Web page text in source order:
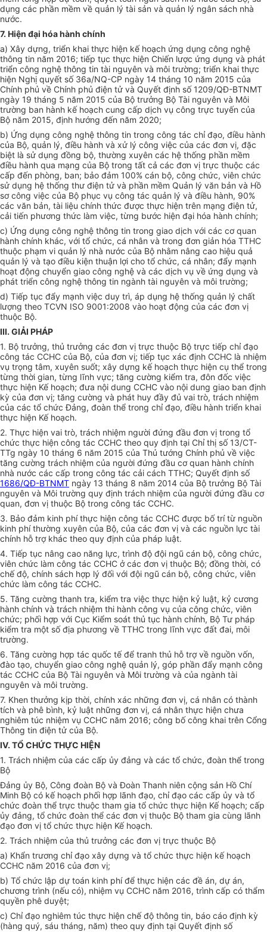
dụng các phần mềm về quản lý tài sản và quản lý ngân sách nhà
nước.
7. Hiện đại hóa hành chính
a) Xây dựng, triển khai thực hiện kế hoạch ứng dụng công nghệ
thông tin năm 2016; tiếp tục thực hiện Chiến lược ứng dụng và phát
triển công nghệ thông tin tài nguyên và môi trường; triển khai thực
hiện Nghị quyết số 36a/NQ-CP ngày 14 tháng 10 năm 2015 của
Chính phủ về Chính phủ điện tử và Quyết định số 1209/QĐ-BTNMT
ngày 19 tháng 5 năm 2015 của Bộ trưởng Bộ Tài nguyên và Môi
trường ban hành kế hoạch cung cấp dịch vụ công trực tuyến của
Bộ năm 2015, định hướng đến năm 2020;
b) Ứng dụng công nghệ thông tin trong công tác chỉ đạo, điều hành
của Bộ, quản lý, điều hành và xử lý công việc của các đơn vị, đặc
biệt là sử dụng đồng bộ, thường xuyên các hệ thống phần mềm
điều hành qua mạng của Bộ trong tất cả các đơn vị trực thuộc các
cấp đến phòng, ban; bảo đảm 100% cán bộ, công chức, viên chức
sử dụng hệ thống thư điện tử và phần mềm Quản lý văn bản và Hồ
sơ công việc của Bộ phục vụ công tác quản lý và điều hành, 90%
các văn bản, tài liệu chính thức được thực hiện trên mạng điện tử,
cải tiến phương thức làm việc, từng bước hiện đại hóa hành chính;
c) Ứng dụng công nghệ thông tin trong giao dịch với các cơ quan
hành chính khác, với tổ chức, cá nhân và trong đơn giản hóa TTHC
thuộc phạm vi quản lý nhà nước của Bộ nhằm nâng cao hiệu quả
quản lý và tạo điều kiện thuận lợi cho tổ chức, cá nhân; đẩy mạnh
hoạt động chuyển giao công nghệ và các dịch vụ về ứng dụng và
phát triển công nghệ thông tin ngành tài nguyên và môi trường;
d) Tiếp tục đẩy mạnh việc duy trì, áp dụng hệ thống quản lý chất
lượng theo TCVN ISO 9001:2008 vào hoạt động của các đơn vị
thuộc Bộ.
III. GIẢI PHÁP
1. Bộ trưởng, thủ trưởng các đơn vị trực thuộc Bộ trực tiếp chỉ đạo
công tác CCHC của Bộ, của đơn vị; tiếp tục xác định CCHC là nhiệm
vụ trọng tâm, xuyên suốt; xây dựng kế hoạch thực hiện cụ thể trong
từng thời gian, từng lĩnh vực; tăng cường kiểm tra, đôn đốc việc
thực hiện Kế hoạch; đưa nội dung CCHC vào nội dung giao ban định
kỳ của đơn vị; tăng cường và phát huy đầy đủ vai trò, trách nhiệm
của các tổ chức Đảng, đoàn thể trong chỉ đạo, điều hành triển khai
thực hiện Kế hoạch.
2. Thực hiện vai trò, trách nhiệm người đứng đầu đơn vị trong tổ
chức thực hiện công tác CCHC theo quy định tại Chỉ thị số 13/CT-
TTg ngày 10 tháng 6 năm 2015 của Thủ tướng Chính phủ về việc
tăng cường trách nhiệm của người đứng đầu cơ quan hành chính
nhà nước các cấp trong công tác cải cách TTHC; Quyết định số
1686/QĐ-BTNMT ngày 13 tháng 8 năm 2014 của Bộ trưởng Bộ Tài
nguyên và Môi trường quy định trách nhiệm của người đứng đầu cơ
quan, đơn vị thuộc Bộ trong công tác CCHC.
3. Bảo đảm kinh phí thực hiện công tác CCHC được bố trí từ nguồn
kinh phí thường xuyên của Bộ, của các đơn vị và các nguồn lực tài
chính hỗ trợ khác theo quy định của pháp luật.
4. Tiếp tục nâng cao năng lực, trình độ đội ngũ cán bộ, công chức,
viên chức làm công tác CCHC ở các đơn vị thuộc Bộ; đồng thời, có
chế độ, chính sách hợp lý đối với đội ngũ cán bộ, công chức, viên
chức làm công tác CCHC.
5. Tăng cường thanh tra, kiểm tra việc thực hiện kỷ luật, kỷ cương
hành chính và trách nhiệm thi hành công vụ của công chức, viên
chức; phối hợp với Cục Kiểm soát thủ tục hành chính, Bộ Tư pháp
kiểm tra một số địa phương về TTHC trong lĩnh vực đất đai, môi
trường.
6. Tăng cường hợp tác quốc tế để tranh thủ hỗ trợ về nguồn vốn,
đào tạo, chuyển giao công nghệ quản lý, góp phần đẩy mạnh công
tác CCHC của Bộ Tài nguyên và Môi trường và của ngành tài
nguyên và môi trường.
7. Khen thưởng kịp thời, chính xác những đơn vị, cá nhân có thành
tích và phê bình, kỷ luật những đơn vị, cá nhân thực hiện chưa
nghiêm túc nhiệm vụ CCHC năm 2016; công bố công khai trên Cổng
Thông tin điện tử của Bộ.
IV. TỔ CHỨC THỰC HIỆN
1. Trách nhiệm của các cấp ủy đảng và các tổ chức, đoàn thể trong
Bộ
Đảng ủy Bộ, Công đoàn Bộ và Đoàn Thanh niên cộng sản Hồ Chí
Minh Bộ có kế hoạch phối hợp lãnh đạo, chỉ đạo các cấp ủy và tổ
chức đoàn thể trực thuộc tham gia tổ chức thực hiện Kế hoạch; cấp
ủy đảng, tổ chức đoàn thể các đơn vị thuộc Bộ tham gia cùng lãnh
đạo đơn vị tổ chức thực hiện Kế hoạch.
2. Trách nhiệm của thủ trưởng các đơn vị trực thuộc Bộ
a) Khẩn trương chỉ đạo xây dựng và tổ chức thực hiện kế hoạch
CCHC năm 2016 của đơn vị;
b) Tổ chức lập dự toán kinh phí để thực hiện các đề án, dự án,
chương trình (nếu có), nhiệm vụ CCHC năm 2016, trình cấp có thẩm
quyền phê duyệt;
c) Chỉ đạo nghiêm túc thực hiện chế độ thông tin, báo cáo định kỳ
(hàng quý, sáu tháng, năm) theo quy định tại Quyết định số